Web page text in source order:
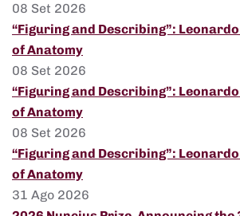
08 Set 2026
“Figuring and Describing”:
of Anatomy
08 Set 2026
“Figuring and Describing”:
of Anatomy
08 Set 2026
“Figuring and Describing”:
of Anatomy
31 Ago 2026